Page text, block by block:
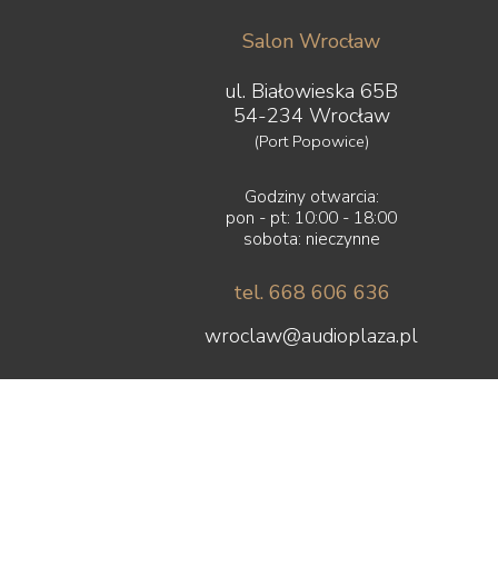
Salon Wrocław
ul. Białowieska 65B
54-234 Wrocław
(Port Popowice)
Godziny otwarcia:
pon - pt: 10:00 - 18:00
sobota: nieczynne
tel. 668 606 636
wroclaw@audioplaza.pl